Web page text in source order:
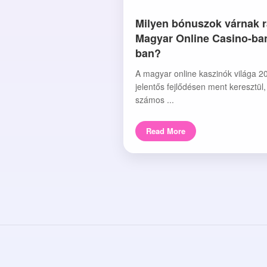
Milyen bónuszok várnak
Magyar Online Casino-
ban?
A magyar online kaszinók világa
jelentős fejlődésen ment
számos ...
Read More